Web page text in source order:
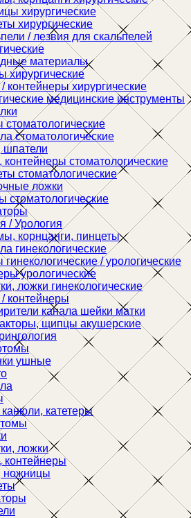
хирургические
хирургические
/ лезвия для скальпелей
материалы
хирургические
контейнеры хирургические
медицинские инструменты
стоматологические
стоматологические
шпатели
контейнеры стоматологические
стоматологические
ложки
стоматологические
/ Урология
корнцанги, пинцеты
гинекологические
/ урологические
урологические
ложки гинекологические
/ контейнеры
канала шейки матки
щипцы акушерские
ушные
катетеры
ложки
контейнеры
ножницы